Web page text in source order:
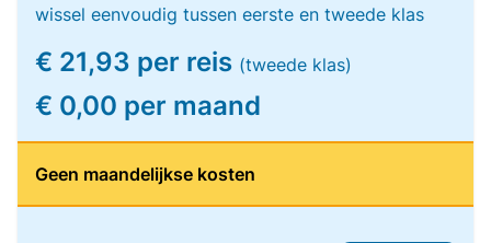
wissel eenvoudig tussen eerste en tweede klas
€ 21,93 per reis (tweede klas)
€ 0,00 per maand
Geen maandelijkse kosten